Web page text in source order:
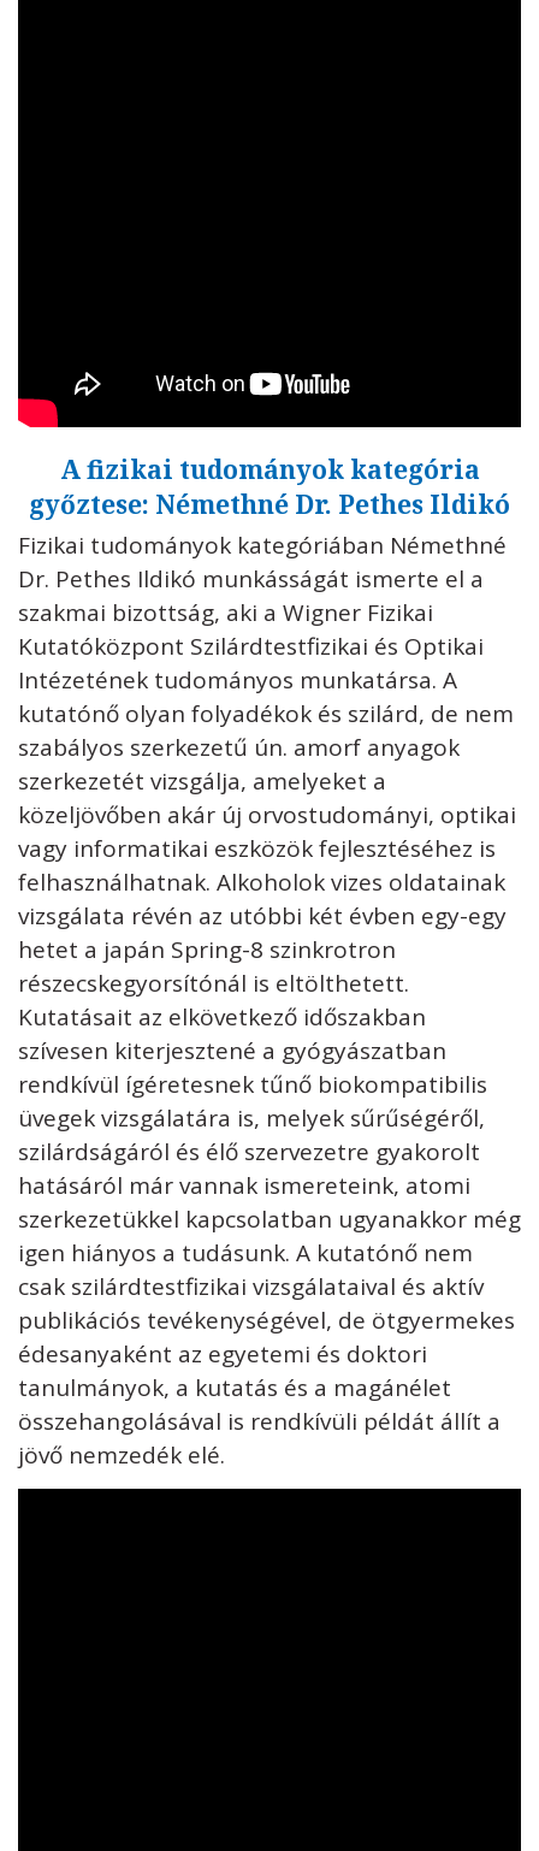
A fizikai tudományok kategória
győztese: Némethné Dr. Pethes Ildikó
Fizikai tudományok kategóriában Némethné
Dr. Pethes Ildikó munkásságát ismerte el a
szakmai bizottság, aki a Wigner Fizikai
Kutatóközpont Szilárdtestfizikai és Optikai
Intézetének tudományos munkatársa. A
kutatónő olyan folyadékok és szilárd, de nem
szabályos szerkezetű ún. amorf anyagok
szerkezetét vizsgálja, amelyeket a
közeljövőben akár új orvostudományi, optikai
vagy informatikai eszközök fejlesztéséhez is
felhasználhatnak. Alkoholok vizes oldatainak
vizsgálata révén az utóbbi két évben egy-egy
hetet a japán Spring-8 szinkrotron
részecskegyorsítónál is eltölthetett.
Kutatásait az elkövetkező időszakban
szívesen kiterjesztené a gyógyászatban
rendkívül ígéretesnek tűnő biokompatibilis
üvegek vizsgálatára is, melyek sűrűségéről,
szilárdságáról és élő szervezetre gyakorolt
hatásáról már vannak ismereteink, atomi
szerkezetükkel kapcsolatban ugyanakkor még
igen hiányos a tudásunk. A kutatónő nem
csak szilárdtestfizikai vizsgálataival és aktív
publikációs tevékenységével, de ötgyermekes
édesanyaként az egyetemi és doktori
tanulmányok, a kutatás és a magánélet
összehangolásával is rendkívüli példát állít a
jövő nemzedék elé.